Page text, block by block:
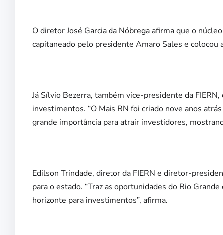
O diretor José Garcia da Nóbrega afirma que o
capitaneado pelo presidente Amaro Sales e colocou
Já Sílvio Bezerra, também vice-presidente da
investimentos. “O Mais RN foi criado nove anos
grande importância para atrair investidores,
Edilson Trindade, diretor da FIERN e diretor-
para o estado. “Traz as oportunidades do Rio
horizonte para investimentos”, afirma.